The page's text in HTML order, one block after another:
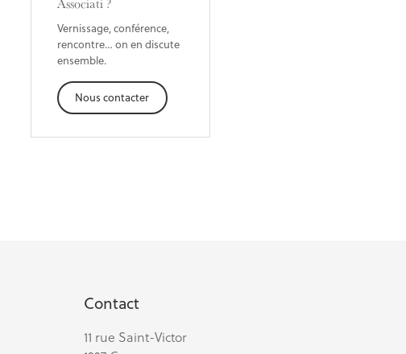
Associati ?
Vernissage, conférence,
rencontre… on en discute
ensemble.
Nous contacter
Contact
11 rue Saint-Victor